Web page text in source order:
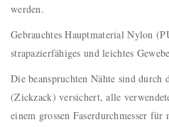
werden.
Gebrauchtes Hauptmaterial Nylon
strapazierfähiges und leichtes
Die beanspruchten Nähte sind durch
(Zickzack) versichert, alle
einem grossen Faserdurchmesser